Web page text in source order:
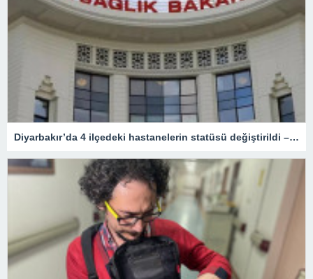
Diyarbakır’da 4 ilçedeki hastanelerin statüsü değiştirildi – Sağlık